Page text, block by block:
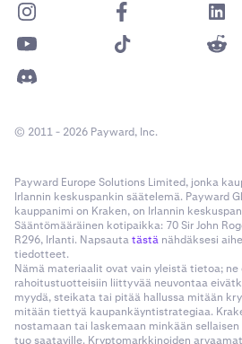
© 2011 - 2026 Payward, Inc.
Payward Europe Solutions Limited, jonka
Irlannin keskuspankin säätelemä. Payward
kauppanimi on Kraken, on Irlannin
Sääntömääräinen kotipaikka: 70 Sir John
R296, Irlanti. Napsautatästä nähdäksesi
tiedotteet.
Nämä materiaalit ovat vain yleistä tietoa;
rahoitustuotteisiin liittyvää neuvontaa
myydä, steikata tai pitää hallussa mitään
mitään tiettyä kaupankäyntistrategiaa.
nostamaan tai laskemaan minkään
tuo saataville. Kryptomarkkinoiden